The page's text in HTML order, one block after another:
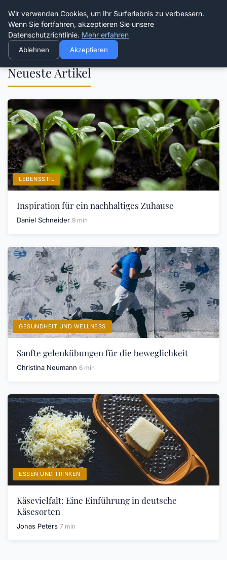
Die Schnitter
Neueste Artikel
LEBENSSTIL
Inspiration für ein nachhaltiges Zuhause
Daniel Schneider 9 min
GESUNDHEIT UND WELLNESS
Sanfte gelenkübungen für die beweglichkeit
Christina Neumann 6 min
ESSEN UND TRINKEN
Käsevielfalt: Eine Einführung in deutsche
Käsesorten
Jonas Peters 7 min
Wir verwenden Cookies, um Ihr Surferlebnis zu verbessern.
Wenn Sie fortfahren, akzeptieren Sie unsere
Datenschutzrichtlinie. Mehr erfahren
Ablehnen Akzeptieren